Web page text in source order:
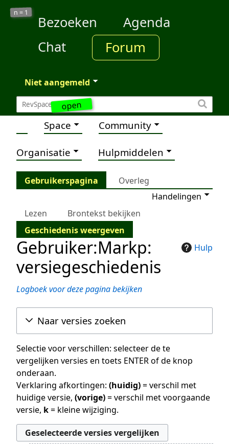
open
n = 1
Bezoeken
Agenda
Chat
Forum
Niet aangemeld
Space Community
Organisatie Hulpmiddelen
Gebruikerspagina
Overleg
Handelingen
Lezen
Brontekst bekijken
Geschiedenis weergeven
Hulp
Gebruiker:Markp:
versiegeschiedenis
Logboek voor deze pagina bekijken
Naar versies zoeken
Selectie voor verschillen: selecteer de te
vergelijken versies en toets ENTER of de knop
onderaan.
Verklaring afkortingen: (huidig)= verschil met
huidige versie, (vorige)= verschil met voorgaande
versie, k= kleine wijziging.